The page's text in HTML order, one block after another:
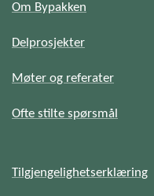
Om Bypakken
Delprosjekter
Møter og referater
Ofte stilte spørsmål
Tilgjengelighetserklæring